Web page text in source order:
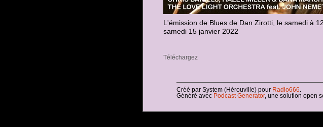
L'émission de Blues de Dan Zirotti, le samedi à
samedi 15 janvier 2022
Téléchargez
Créé par System (Hérouville) pour Radio666
Généré avec Podcast Generator, une solution open